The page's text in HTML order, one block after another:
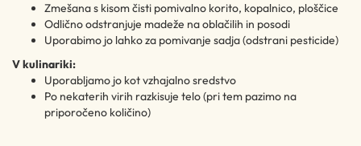
Zmešana s kisom čisti pomivalno korito, kopalnico, ploščice
Odlično odstranjuje madeže na oblačilih in posodi
Uporabimo jo lahko za pomivanje sadja (odstrani pesticide)
V kulinariki:
Uporabljamo jo kot vzhajalno sredstvo
Po nekaterih virih razkisuje telo (pri tem pazimo na
priporočeno količino)